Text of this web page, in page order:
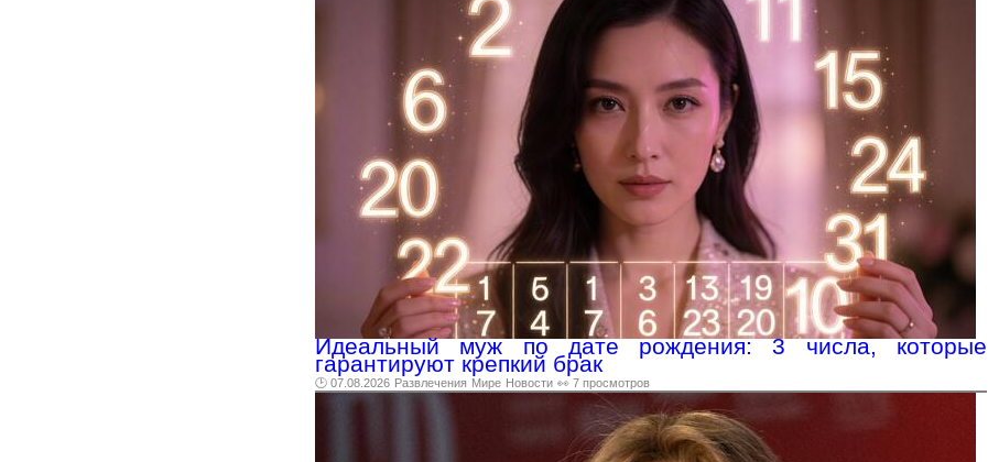
Идеальный муж по дате рождения: 3 числа, которые
гарантируют крепкий брак
🕑 07.08.2026 Развлечения Мире Новости 👀 7 просмотров